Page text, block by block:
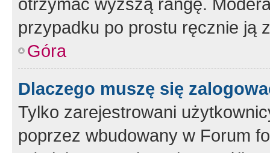
przypadku po prostu ręcznie ją
Góra
Dlaczego muszę się
Tylko zarejestrowani
poprzez wbudowany w Forum